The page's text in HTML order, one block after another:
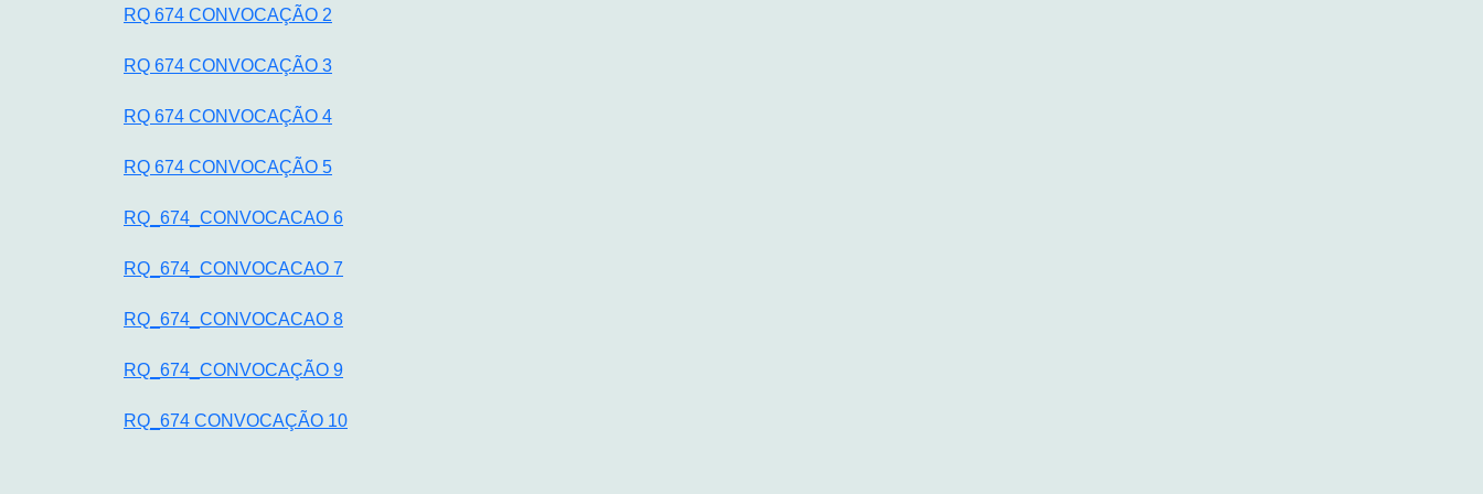
RQ 674 CONVOCAÇÃO 2
RQ 674 CONVOCAÇÃO 3
RQ 674 CONVOCAÇÃO 4
RQ 674 CONVOCAÇÃO 5
RQ_674_CONVOCACAO 6
RQ_674_CONVOCACAO 7
RQ_674_CONVOCACAO 8
RQ_674_CONVOCAÇÃO 9
RQ_674 CONVOCAÇÃO 10